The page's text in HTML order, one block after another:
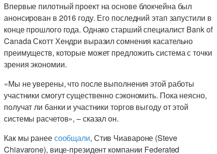
Впервые пилотный проект на основе блокчейна был
анонсирован в 2016 году. Его последний этап запустили в
конце прошлого года. Однако старший специалист Bank of
Canada Скотт Хендри выразил сомнения касательно
преимуществ, которые может предложить система с точки
зрения экономии.
«Мы не уверены, что после выполнения этой работы
участники смогут существенно сэкономить. Пока неясно,
получат ли банки и участники торгов выгоду от этой
системы расчетов», – сказал он.
Как мы ранеесообщали, Стив Чиавароне (Steve
Chiavarone), вице-президент компании Federated